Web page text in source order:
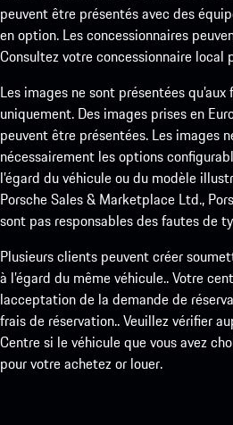
peuvent être présentés avec des
en option. Les concessionnaires
Consultez votre concessionnaire local
Les images ne sont présentées
uniquement. Des images prises en
peuvent être présentées. Les images
nécessairement les options
l’égard du véhicule ou du modèle
Porsche Sales & Marketplace Ltd.,
sont pas responsables des fautes de
Plusieurs clients peuvent créer
à l’égard du même véhicule.. Votre
lacceptation de la demande de
frais de réservation.. Veuillez vérifier
Centre si le véhicule que vous avez
pour votre achetez or louer.